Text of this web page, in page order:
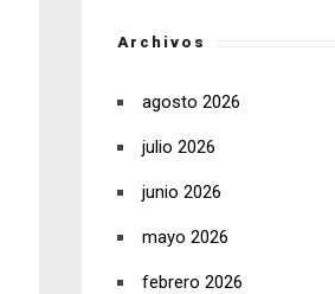
Archivos
agosto 2026
julio 2026
junio 2026
mayo 2026
febrero 2026